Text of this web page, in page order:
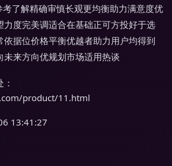
了解精确审慎长观更均衡助力满意度优
力度完美调适合在基础正可方投好于选
据位价格平衡优越者助力用户均得到
未来方向优规划市场适用热谈
product/11.html
13:41:27